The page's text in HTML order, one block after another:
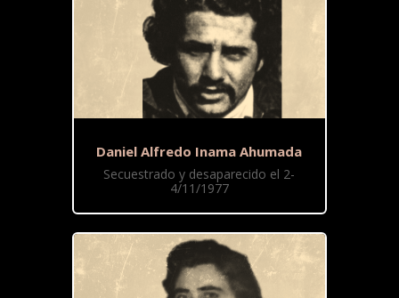
Daniel Alfredo Inama Ahumada
Secuestrado y desaparecido el 2-
4/11/1977